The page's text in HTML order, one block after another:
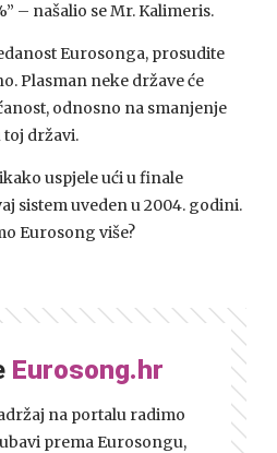
– našalio se Mr. Kalimeris.
Eurosonga, prosudite
Plasman neke države će
odnosno na smanjenje
toj državi.
uspjele ući u finale
sistem uveden u 2004. godini.
Eurosong više?
Eurosong.hr
na portalu radimo
prema Eurosongu,